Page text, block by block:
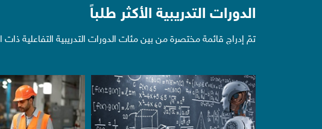
الدورات التدريبية الأكثر طلباً
تمّ إدراج قائمة مختصرة من بين مئات الدورات التدريبية